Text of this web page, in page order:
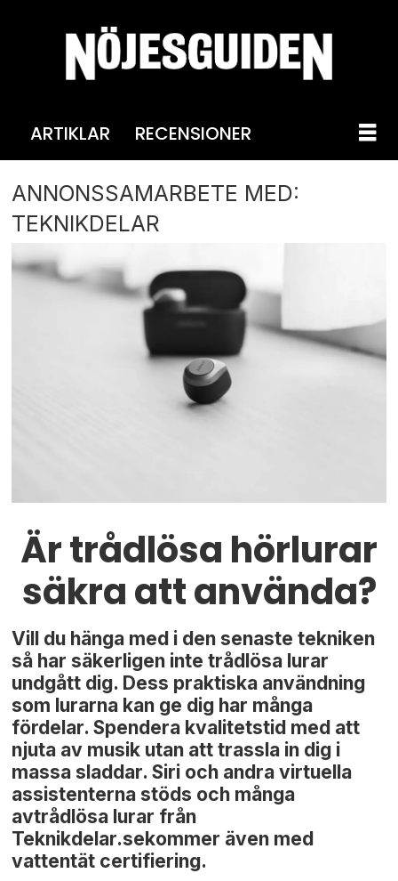
ARTIKLAR RECENSIONER
ANNONSSAMARBETE MED:
TEKNIKDELAR
Är trådlösa hörlurar
säkra att använda?
Vill du hänga med i den senaste tekniken
så har säkerligen inte trådlösa lurar
undgått dig. Dess praktiska användning
som lurarna kan ge dig har många
fördelar. Spendera kvalitetstid med att
njuta av musik utan att trassla in dig i
massa sladdar. Siri och andra virtuella
assistenterna stöds och många
avtrådlösa lurar från
Teknikdelar.sekommer även med
vattentät certifiering.